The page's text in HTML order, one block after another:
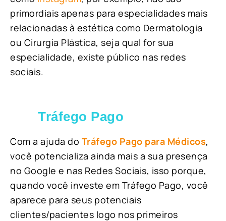
primordiais apenas para especialidades mais
relacionadas à estética como Dermatologia
ou Cirurgia Plástica, seja qual for sua
especialidade, existe público nas redes
sociais.
Tráfego Pago
Com a ajuda do Tráfego Pago para Médicos,
você potencializa ainda mais a sua presença
no Google e nas Redes Sociais, isso porque,
quando você investe em Tráfego Pago, você
aparece para seus potenciais
clientes/pacientes logo nos primeiros